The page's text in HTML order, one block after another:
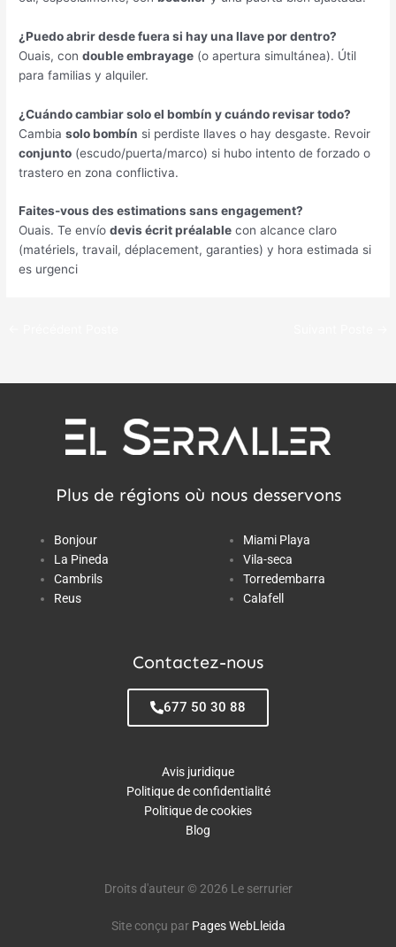
¿Puedo abrir desde fuera si hay una llave por dentro?
Ouais,con double embrayage (o apertura simultánea). Útil
para familias y alquiler.
¿Cuándo cambiar solo el bombín y cuándo revisar todo?
Cambia solo bombín si perdiste llaves o hay desgaste. Revoir
conjunto (escudo/puerta/marco) si hubo intento de forzado o
trastero en zona conflictiva.
Faites-vous des estimations sans engagement?
Ouais.Te envío devis écrit préalable con alcance claro
(matériels, travail, déplacement, garanties)y hora estimada si
es urgenci
Plus de régions où nous desservons
Bonjour
La Pineda
Cambrils
Reus
Miami Playa
Vila-seca
Torredembarra
Calafell
Contactez-nous
677 50 30 88
Avis juridique
Politique de confidentialité
Politique de cookies
Blog
Droits d'auteur © 2026 Le serrurier
Site conçu par Pages WebLleida